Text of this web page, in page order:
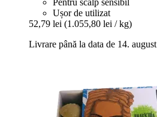
Ușor de utilizat
52,79 lei (1.055,80 lei / kg)
Livrare până la data de 14. august